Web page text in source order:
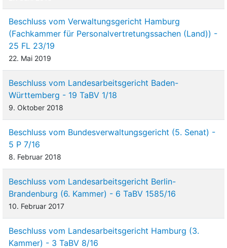
Beschluss vom Verwaltungsgericht Hamburg
(Fachkammer für Personalvertretungssachen (Land)) -
25 FL 23/19
22. Mai 2019
Beschluss vom Landesarbeitsgericht Baden-
Württemberg - 19 TaBV 1/18
9. Oktober 2018
Beschluss vom Bundesverwaltungsgericht (5. Senat) -
5 P 7/16
8. Februar 2018
Beschluss vom Landesarbeitsgericht Berlin-
Brandenburg (6. Kammer) - 6 TaBV 1585/16
10. Februar 2017
Beschluss vom Landesarbeitsgericht Hamburg (3.
Kammer) - 3 TaBV 8/16